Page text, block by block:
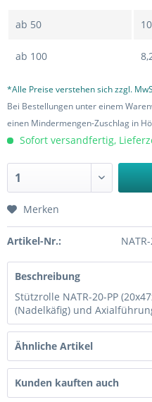
ab 50
ab 100
*Alle Preise verstehen sich zzgl.
Bei Bestellungen unter einem
einen Mindermengen-Zuschlag in
Sofort versandfertig,
Merken
Artikel-Nr.:
Beschreibung
Stützrolle NATR-20-PP
(Nadelkäfig) und
Ähnliche Artikel
Kunden kauften auch